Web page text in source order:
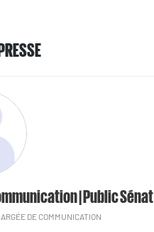
| Public Sénat
DE COMMUNICATION